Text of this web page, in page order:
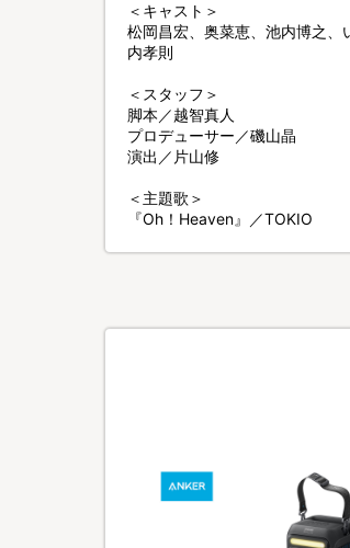
＜キャスト＞
松岡昌宏、奥菜恵、池内博之
内孝則
＜スタッフ＞
脚本／越智真人
プロデューサー／磯山晶
演出／片山修
＜主題歌＞
『Oh！Heaven』／TOKIO